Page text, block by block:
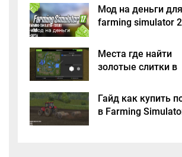
Мод на деньги для
farming simulator
Места где найти
золотые слитки в
2017?
Гайд как купить
в Farming